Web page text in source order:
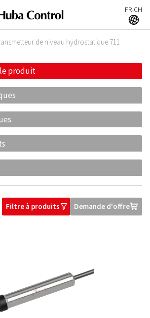
FR-CH
A
de niveau hydrostatique 711
produit
Filtre à produitsO Demande d'offreU